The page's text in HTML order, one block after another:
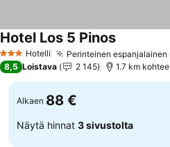
3 Tähtiluokitus
Hotelli Perinteinen
Hotel Los 5 Pinos
8,5 Loistava 2 145
Alkaen 88 €
Näytä hinnat 3 sivustolta